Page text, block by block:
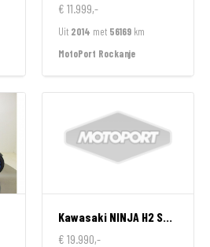
€ 11.999,-
Uit 2014 met 56169 km
MotoPort Rockanje
Kawasaki NINJA H2 SX SPECIAL EDITION
€ 19.990,-